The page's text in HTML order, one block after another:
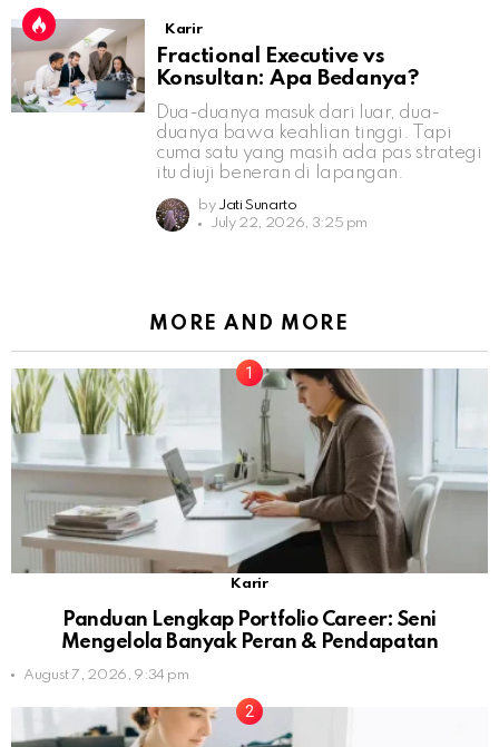
Karir
Fractional Executive vs
Konsultan: Apa Bedanya?
Dua-duanya masuk dari luar, dua-
duanya bawa keahlian tinggi. Tapi
cuma satu yang masih ada pas strategi
itu diuji beneran di lapangan.
by Jati Sunarto
July 22, 2026, 3:25 pm
MORE AND MORE
Karir
Panduan Lengkap Portfolio Career: Seni
Mengelola Banyak Peran & Pendapatan
August 7, 2026, 9:34 pm